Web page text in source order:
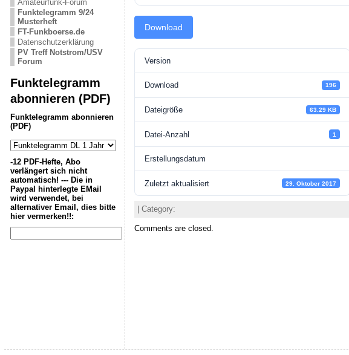
Amateurfunk-Forum
Funktelegramm 9/24
Musterheft
FT-Funkboerse.de
Datenschutzerklärung
PV Treff Notstrom/USV
Forum
Funktelegramm
abonnieren (PDF)
Funktelegramm abonnieren
(PDF)
-12 PDF-Hefte, Abo
verlängert sich nicht
automatisch! --- Die in
Paypal hinterlegte EMail
wird verwendet, bei
alternativer Email, dies bitte
hier vermerken!!:
Download
Version
Download 196
Dateigröße 63.29 KB
Datei-Anzahl 1
Erstellungsdatum
Zuletzt aktualisiert 29. Oktober 2017
| Category:
Comments are closed.